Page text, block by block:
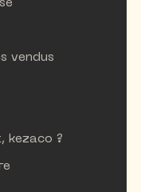
vendus
kezaco ?